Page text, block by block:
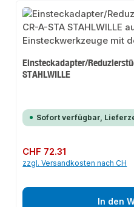
Einsteckadapter/
STAHLWILLE
Sofort verfügbar,
Regulärer Preis:
CHF 72.31
zzgl. Versandkosten nach CH
In den